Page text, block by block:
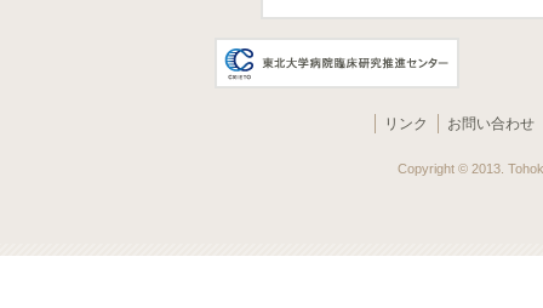
リンク お問い合わせ
Copyright © 2013.